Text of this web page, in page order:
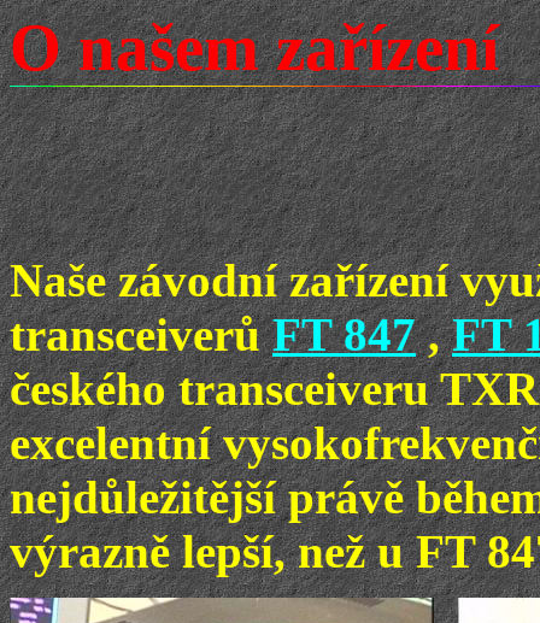
O našem zařízení
Naše závodní zařízení
transceiverůFT 847,FT
českého transceiveru
excelentní
nejdůležitější právě
výrazně lepší, než u FT